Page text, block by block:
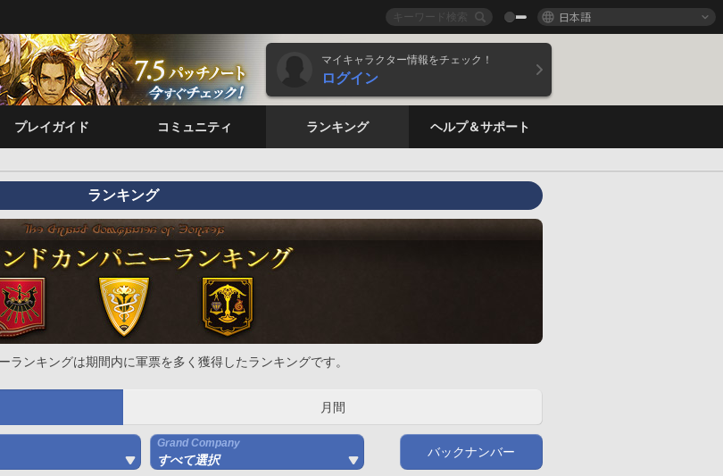
日本語
マイキャラクター情報をチェック！
ログイン
プレイガイド コミュニティ ランキング ヘルプ＆サポート
ランキング
ランキングは期間内に軍票を多く獲得したランキングです。
月間
Grand Company
すべて選択
バックナンバー